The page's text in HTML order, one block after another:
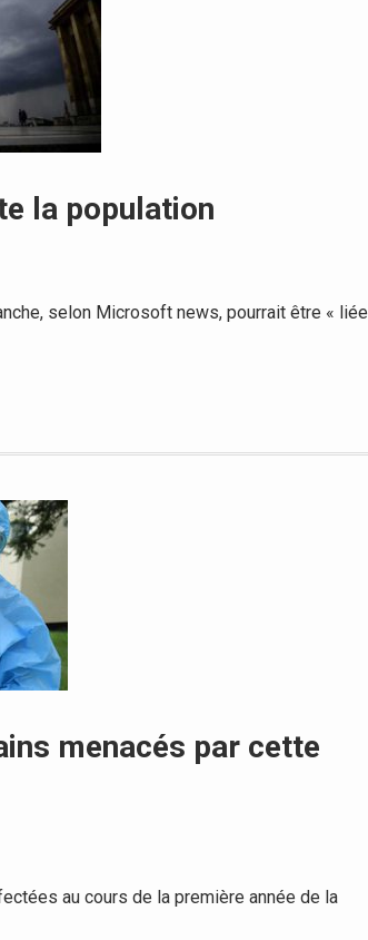
la population
selon Microsoft news, pourrait être « liée
menacés par cette
au cours de la première année de la